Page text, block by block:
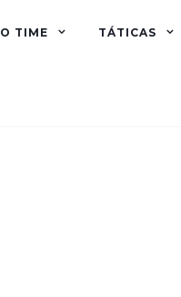
O TIME TÁTICAS